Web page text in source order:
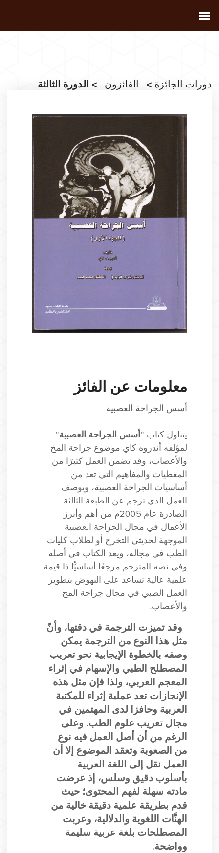
دورات الجائزة > الفائزون > الدورة الثالثة
معلومات عن الفائز
أسس الجراحة العصبية
يتناول كتاب "أسس الجراحة العصبية"
لمؤلفه أندروه كاي موضوع جراحة المخ
والأعصاب، وقد تضمن العمل كثيرًا من
المعطيات والمفاهيم التي تعد من
أساسيات الجراحة العصبية، ويوصف
العمل الذي ترجم عن الطبعة الثالثة
الصادرة عام 2005م من أهم وأبرز
الأعمال في مجال الجراحة العصبية
الموجهة لحديثي التخرج أو لطلاب كليات
الطب في مجاله، ويعد الكتاب في أصله
وفي نصه المترجم مرجعًا أساسيًّا ذا قيمة
علمية عالية تساعد على النهوض بتطوير
العمل الطبي في مجال جراحة المخ
والأعصاب.
وقد تميزت الترجمة في دقتها، وأنّ
مثل هذا النوع من الترجمة يمكن
وصفه بالخطوة الإيجابية نحو تعريب
المصطلح الطبي والإسهام في إثراء
المعجم العربي، ولذا فإن مثل هذه
الإنجازات تعد عملية إثراء للمكتبة
العربية وحافزا لدى المهتمين في
مجال تعريب علوم الطب. وعلى
الرغم من أن أصل العمل فيه نوع
من الصعوبة وتعقد الموضوع إلا أن
العمل نقل إلى اللغة العربية
بأسلوب دقيق وسلس، إذ عرضت
مادته سهلة لفهم المحتوى؛ حيث
قدم بطريقة علمية دقيقة خالية من
الهنَّات اللغوية والدلالية، وعربت
المصطلحات بلغة عربية سليمة
وواضحة.